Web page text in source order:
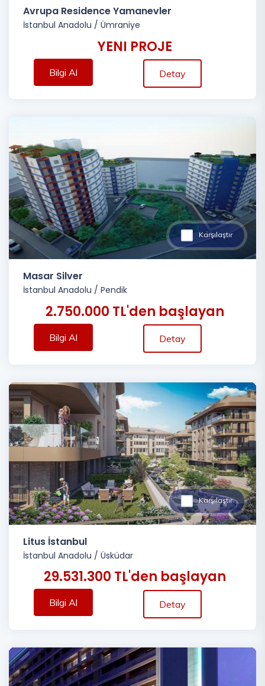
Avrupa Residence Yamanevler
İstanbul Anadolu / Ümraniye
YENI PROJE
Bilgi Al Detay
Karşılaştır
Masar Silver
İstanbul Anadolu / Pendik
2.750.000 TL'den başlayan
Bilgi Al Detay
Karşılaştır
Litus İstanbul
İstanbul Anadolu / Üsküdar
29.531.300 TL'den başlayan
Bilgi Al Detay